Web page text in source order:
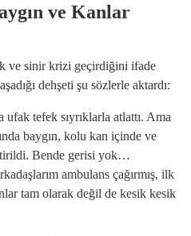
ve Kanlar
ve sinir krizi geçirdiğini ifade
dehşeti şu sözlerle aktardı:
tefek sıyrıklarla atlattı. Ama
baygın, kolu kan içinde ve
Bende gerisi yok…
ambulans çağırmış, ilk
tam olarak değil de kesik kesik